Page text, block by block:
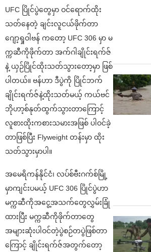
UFC ပြိုင်ပွဲတွေမှာ ဝင်ရောက်ထိုး
သတ်နေတဲ့ ချင်းလူငယ်ဖိုက်တာ
ဂျော့ရှုဝါဗန် ကတော့ UFC 306 မှာ မ
က္ကဆီကိုဖိုက်တာ အက်ဂါချိုင်းရက်ဇ်
နဲ့ ယှဉ်ပြိုင်ထိုးသတ်သွားတော့မှာ ဖြစ်
ပါတယ်။ ဗန်ဟာ ဒီပွဲကို ပြိုင်ဘက်
ချိုင်းရက်ဇ်နဲ့ထိုးသတ်မယ့် ကယ်ဗင်
ဘိုဟာ့စ်နုတ်ထွက်သွားတာကြောင့်
လူစားထိုးကစားသမားအဖြစ် ပါဝင်ခဲ့
တာဖြစ်ပြီး Flyweight တန်းမှာ ထိုး
သတ်သွားမှာပါ။
အမေရိကန်နိုင်ငံ၊ လပ်စ်ဗီးဂက်စ်မြို့
မှာကျင်းပမယ့် UFC 306 ပြိုင်ပွဲဟာ
မက္ကဆီကိုအငွေ့အသက်တွေလွှမ်းခြုံ
ထားပြီး မက္ကဆီကိုဖိုက်တာတွေ
အများဆုံးပါဝင်တဲ့ပွဲစဉ်တပွဲဖြစ်တာ
ကြောင့် ချိုင်းရက်ဇ်အတွက်တော့